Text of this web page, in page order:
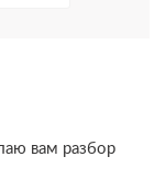
вам разбор